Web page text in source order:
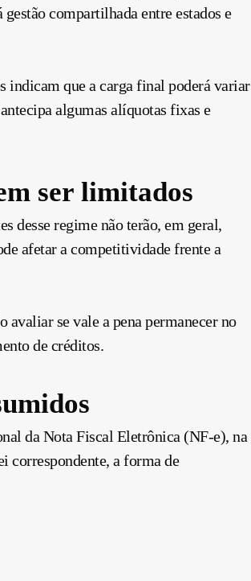
compartilhada entre estados e
indicam que a carga final poderá variar
algumas alíquotas fixas e
ser limitados
desse regime não terão, em geral,
afetar a competitividade frente a
avaliar se vale a pena permanecer no
de créditos.
da Nota Fiscal Eletrônica (NF-e), na
correspondente, a forma de